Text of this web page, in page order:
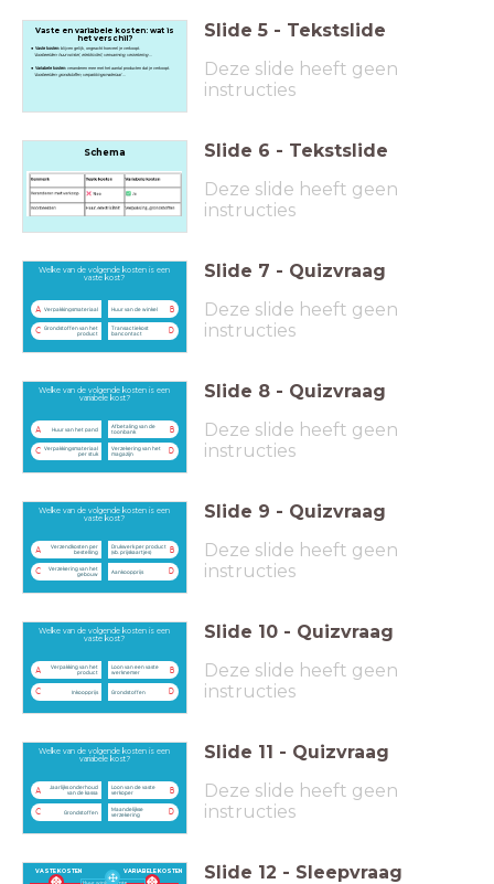
Vaste en variabele kosten: wat is
het verschil?
Vaste kosten:blijven gelijk, ongeacht hoeveel je verkoopt.
Voorbeelden: huur winkel, elektriciteit, verwarming, verzekering ...
Variabele kosten: veranderen mee met het aantal producten dat je verkoopt.
Voorbeelden: grondstoffen, verpakkingsmateriaal ...
Slide 5 - Tekstslide
Deze slide heeft geen
instructies
Schema Slide 6 - Tekstslide
Deze slide heeft geen
instructies
Welke van de volgende kosten is een
vaste kost?
A Verpakkingsmateriaal B
Huur van de winkel
C Grondstoffen van het
product
D
Transactiekost
bancontact
Slide 7 - Quizvraag
Deze slide heeft geen
instructies
Welke van de volgende kosten is een
variabele kost?
A Huur van het pand B
Afbetaling van de
toonbank
C Verpakkingsmateriaal
per stuk
D
Verzekering van het
magazijn
Slide 8 - Quizvraag
Deze slide heeft geen
instructies
Welke van de volgende kosten is een
vaste kost?
A
Verzendkosten per
bestelling
B
Drukwerk per product
(vb. prijskaartjes)
C
Verzekering van het
gebouw
D
Aankoopprijs
Slide 9 - Quizvraag
Deze slide heeft geen
instructies
Welke van de volgende kosten is een
vaste kost?
A
Verpakking van het
product
B
Loon van een vaste
werknemer
C Inkoopprijs D
Grondstoffen
Slide 10 - Quizvraag
Deze slide heeft geen
instructies
Welke van de volgende kosten is een
variabele kost?
A
Jaarlijks onderhoud
van de kassa
B
Loon van de vaste
verkoper
C Grondstoffen D
Maandelijkse
verzekering
Slide 11 - Quizvraag
Deze slide heeft geen
instructies
VASTE KOSTEN VARIABELE KOSTEN
Huur winkelruimte
Slide 12 - Sleepvraag